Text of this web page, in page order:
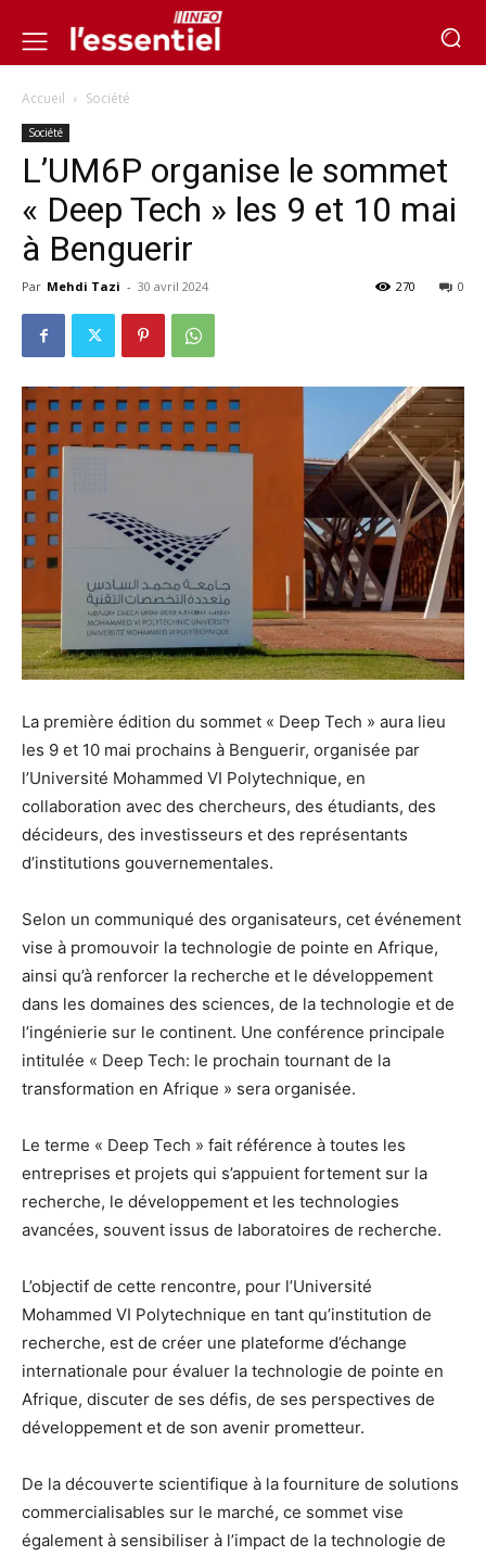
Accueil Société
Société
L’UM6P organise le sommet
« Deep Tech » les 9 et 10 mai
à Benguerir
Par Mehdi Tazi - 30 avril 2024 0
270
La première édition du sommet « Deep Tech » aura lieu
les 9 et 10 mai prochains à Benguerir, organisée par
l’Université Mohammed VI Polytechnique, en
collaboration avec des chercheurs, des étudiants, des
décideurs, des investisseurs et des représentants
d’institutions gouvernementales.
Selon un communiqué des organisateurs, cet événement
vise à promouvoir la technologie de pointe en Afrique,
ainsi qu’à renforcer la recherche et le développement
dans les domaines des sciences, de la technologie et de
l’ingénierie sur le continent. Une conférence principale
intitulée « Deep Tech: le prochain tournant de la
transformation en Afrique » sera organisée.
Le terme « Deep Tech » fait référence à toutes les
entreprises et projets qui s’appuient fortement sur la
recherche, le développement et les technologies
avancées, souvent issus de laboratoires de recherche.
L’objectif de cette rencontre, pour l’Université
Mohammed VI Polytechnique en tant qu’institution de
recherche, est de créer une plateforme d’échange
internationale pour évaluer la technologie de pointe en
Afrique, discuter de ses défis, de ses perspectives de
développement et de son avenir prometteur.
De la découverte scientifique à la fourniture de solutions
commercialisables sur le marché, ce sommet vise
également à sensibiliser à l’impact de la technologie de